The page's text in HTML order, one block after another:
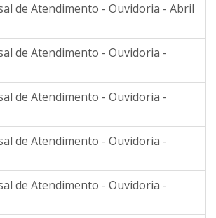
de Atendimento - Ouvidoria - Abril
de Atendimento - Ouvidoria -
de Atendimento - Ouvidoria -
de Atendimento - Ouvidoria -
de Atendimento - Ouvidoria -